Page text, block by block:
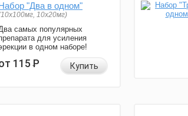
"Два в одном"
10x20мг)
самых популярных
для усиления
в одном наборе!
115Р Купить